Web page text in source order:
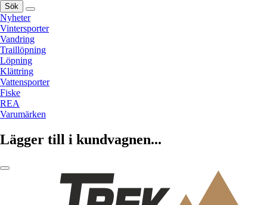
Sök
Nyheter
Vintersporter
Vandring
Traillöpning
Löpning
Klättring
Vattensporter
Fiske
REA
Varumärken
Lägger till i kundvagnen...